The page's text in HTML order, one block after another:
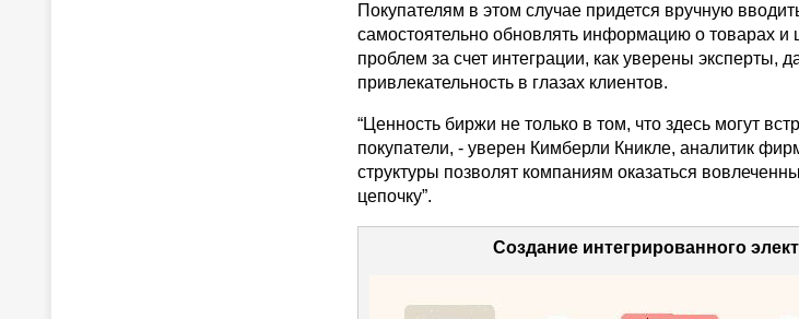
Покупателям в этом случае придется вручную
самостоятельно обновлять информацию о товарах и
проблем за счет интеграции, как уверены
привлекательность в глазах клиентов.
“Ценность биржи не только в том, что здесь могут
покупатели, - уверен Кимберли Кникле, аналитик
структуры позволят компаниям оказаться
цепочку”.
Создание интегрированного